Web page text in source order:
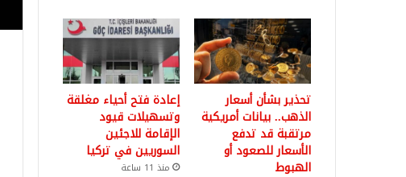
تحذير بشأن أسعار
الذهب.. بيانات أمريكية
مرتقبة قد تدفع
الأسعار للصعود أو
الهبوط
إعادة فتح أحياء مغلقة
وتسهيلات قيود
الإقامة للاجئين
السوريين في تركيا
منذ 11 ساعة